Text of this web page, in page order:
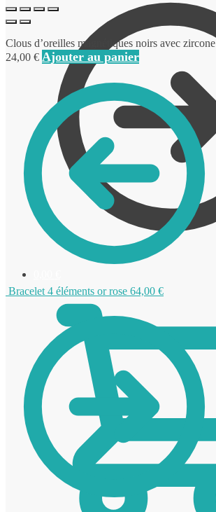
Clous d’oreilles magnétiques noirs avec zircone
24,00 € Ajouter au panier
Bracelet 4 éléments or rose 64,00 €